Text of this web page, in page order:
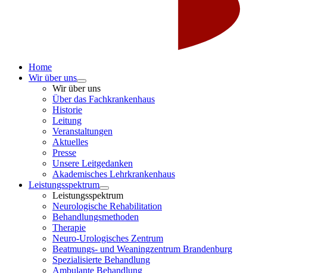
Home
Wir über uns
Wir über uns
Über das Fachkrankenhaus
Historie
Leitung
Veranstaltungen
Aktuelles
Presse
Unsere Leitgedanken
Akademisches Lehrkrankenhaus
Leistungsspektrum
Leistungsspektrum
Neurologische Rehabilitation
Behandlungsmethoden
Therapie
Neuro-Urologisches Zentrum
Beatmungs- und Weaningzentrum Brandenburg
Spezialisierte Behandlung
Ambulante Behandlung